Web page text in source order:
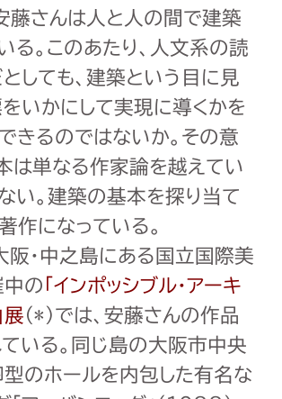
藤さんは人と人の間で建築
る。このあたり、人文系の読
しても、建築という目に見
いかにして実現に導くかを
きるのではないか。その意
は単なる作家論を越えてい
い。建築の基本を探り当て
作になっている。
阪・中之島にある国立国際美
の 「インポッシブル・アーキ
展（*）では、安藤さんの作品
いる。同じ島の大阪市中央
のホールを内包した有名な